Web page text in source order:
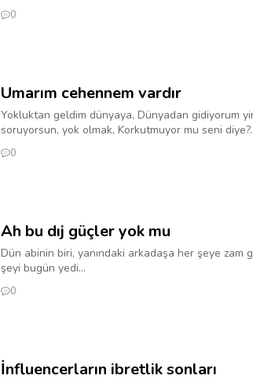
0
Umarım cehennem vardır
Yokluktan geldim dünyaya, Dünyadan gidiyorum
soruyorsun, yok olmak, Korkutmuyor mu seni
0
Ah bu dıj güçler yok mu
Dün abinin biri, yanındaki arkadaşa her şeye zam
şeyi bugün yedi...
0
İnfluencerların ibretlik sonları